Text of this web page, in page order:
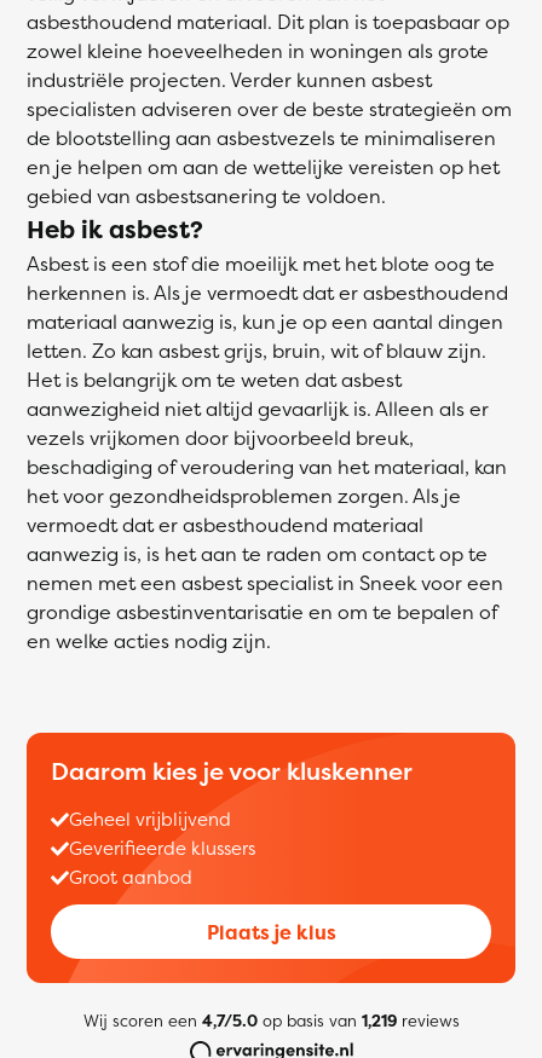
asbesthoudend materiaal. Dit plan is toepasbaar op
zowel kleine hoeveelheden in woningen als grote
industriële projecten. Verder kunnen asbest
specialisten adviseren over de beste strategieën om
de blootstelling aan asbestvezels te minimaliseren
en je helpen om aan de wettelijke vereisten op het
gebied van asbestsanering te voldoen.
Heb ik asbest?
Asbest is een stof die moeilijk met het blote oog te
herkennen is. Als je vermoedt dat er asbesthoudend
materiaal aanwezig is, kun je op een aantal dingen
letten. Zo kan asbest grijs, bruin, wit of blauw zijn.
Het is belangrijk om te weten dat asbest
aanwezigheid niet altijd gevaarlijk is. Alleen als er
vezels vrijkomen door bijvoorbeeld breuk,
beschadiging of veroudering van het materiaal, kan
het voor gezondheidsproblemen zorgen. Als je
vermoedt dat er asbesthoudend materiaal
aanwezig is, is het aan te raden om contact op te
nemen met een asbest specialist in Sneek voor een
grondige asbestinventarisatie en om te bepalen of
en welke acties nodig zijn.
Daarom kies je voor kluskenner
Geheel vrijblijvend
Geverifieerde klussers
Groot aanbod
Plaats je klus
Wij scoren een 4,7/5.0op basis van 1,219reviews